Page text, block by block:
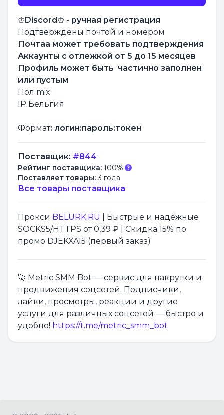
♔Discord♔ - ручная регистрация
Подтверждены почтой и номером
Почтаа может требовать подтверждения
Аккаунты с отлежкой от 5 до 15 месяцев
Профиль может быть частично заполнен
или пустым
Пол mix
IP Бельгия
Формат: логин:пароль:токен
Поставщик: #844
Рейтинг поставщика: 100%
Поставляет товары:3 года
Все товары поставщика
Прокси BELURK.RU
| Быстрые и надёжные
SOCKS5/HTTPS от 0,39 ₽ | Скидка 15% по
промо DJEKXA15 (первый заказ)
🚀 Metric SMM Bot — сервис для накрутки и
продвижения соцсетей. Подписчики,
лайки, просмотры, реакции и другие
услуги для различных соцсетей — быстро и
удобно! https://t.me/metric_smm_bot